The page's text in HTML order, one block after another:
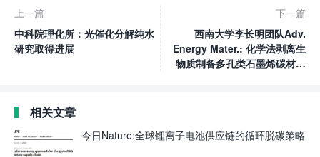
上一篇
中科院理化所：光催化分解纯水
研究取得进展
下一篇
西南大学李长明团队Adv.
Energy Mater.: 化学法剥离生
物质制备多孔类石墨烯碳材料
相关文章
今日Nature:全球锂离子电池供应链的循环脱碳策略